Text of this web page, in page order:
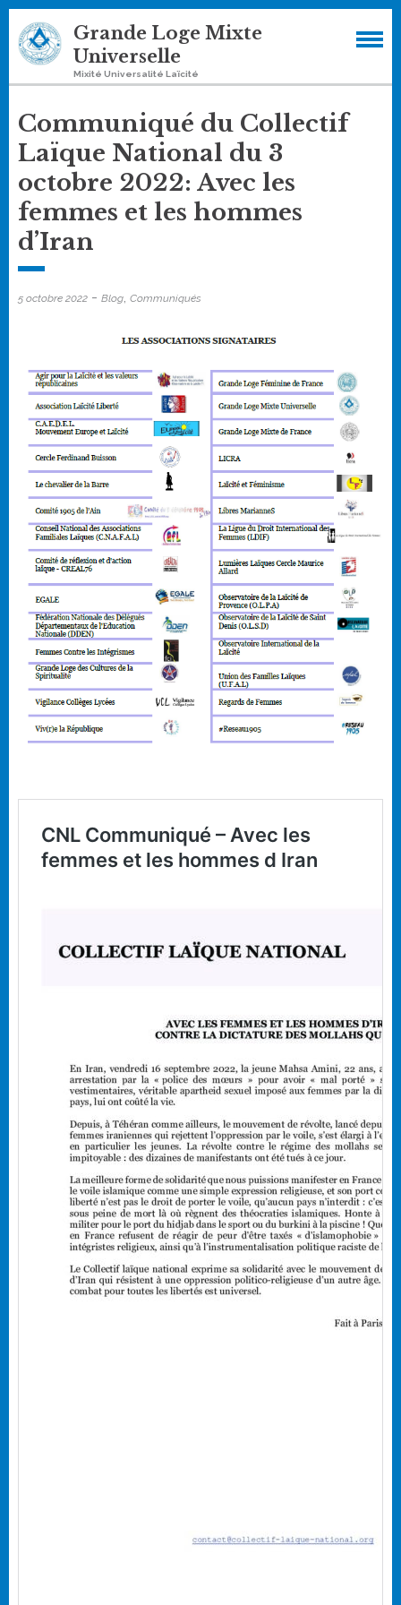
Skip
to
content
Grande Loge Mixte
Universelle
Mixité Universalité Laïcité
Communiqué du Collectif
Laïque National du 3
octobre 2022: Avec les
femmes et les hommes
d’Iran
5 octobre 2022 - Blog, Communiqués